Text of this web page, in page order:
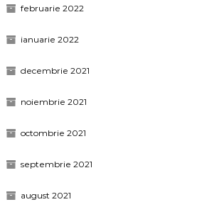
februarie 2022
ianuarie 2022
decembrie 2021
noiembrie 2021
octombrie 2021
septembrie 2021
august 2021